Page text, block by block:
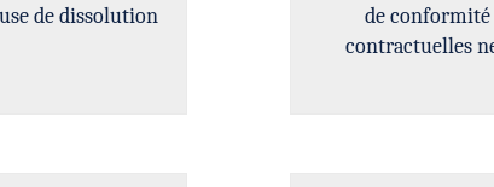
de dissolution
de
contractuelles